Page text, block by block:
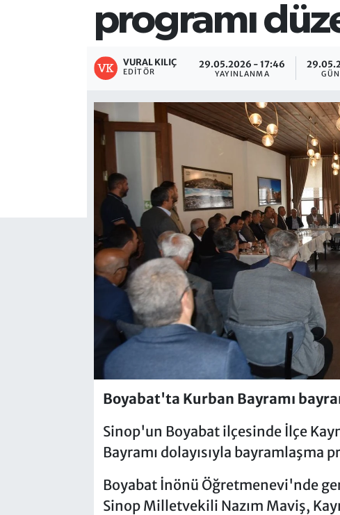
programı
VURAL KILIÇ
EDITÖR
29.05.2026 - 17:46
YAYINLANMA
Boyabat'ta Kurban Bayramı
Sinop'un Boyabat ilçesinde İlçe
Bayramı dolayısıyla bayramlaşma
Boyabat İnönü Öğretmenevi'nde
Sinop Milletvekili Nazım Maviş,